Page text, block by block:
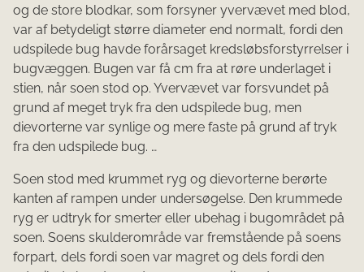
og de store blodkar, som forsyner yvervævet med blod,
var af betydeligt større diameter end normalt, fordi den
udspilede bug havde forårsaget kredsløbsforstyrrelser i
bugvæggen. Bugen var få cm fra at røre underlaget i
stien, når soen stod op. Yvervævet var forsvundet på
grund af meget tryk fra den udspilede bug, men
dievorterne var synlige og mere faste på grund af tryk
fra den udspilede bug. …
Soen stod med krummet ryg og dievorterne berørte
kanten af rampen under undersøgelse. Den krummede
ryg er udtryk for smerter eller ubehag i bugområdet på
soen. Soens skulderområde var fremstående på soens
forpart, dels fordi soen var magret og dels fordi den